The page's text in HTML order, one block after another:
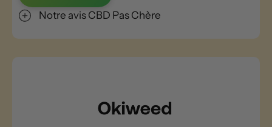
Notre avis CBD Pas Chère